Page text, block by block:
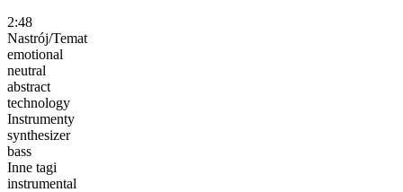
2:48
Nastrój/Temat
emotional
neutral
abstract
technology
Instrumenty
synthesizer
bass
Inne tagi
instrumental